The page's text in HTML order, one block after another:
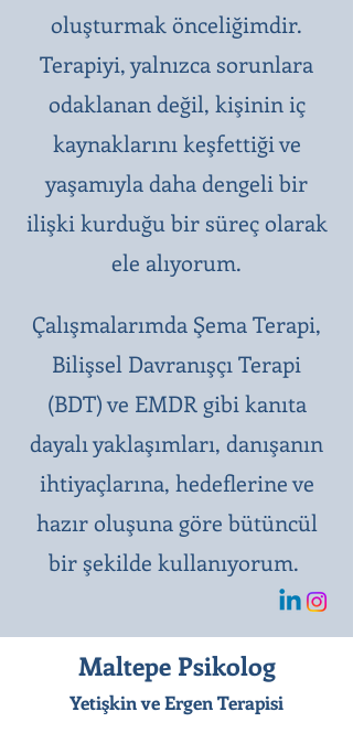
oluşturmak önceliğimdir.
Terapiyi, yalnızca sorunlara
odaklanan değil, kişinin iç
kaynaklarını keşfettiği ve
yaşamıyla daha dengeli bir
ilişki kurduğu bir süreç olarak
ele alıyorum.
Çalışmalarımda Şema Terapi,
Bilişsel Davranışçı Terapi
(BDT) ve EMDR gibi kanıta
dayalı yaklaşımları, danışanın
ihtiyaçlarına, hedeflerine ve
hazır oluşuna göre bütüncül
bir şekilde kullanıyorum.
Maltepe Psikolog
Yetişkin ve Ergen Terapisi